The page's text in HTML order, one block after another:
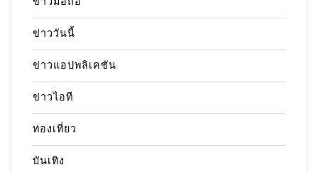
ข่าววันนี้
ข่าวแอปพลิเคชัน
ข่าวไอที
ท่องเที่ยว
บันเทิง